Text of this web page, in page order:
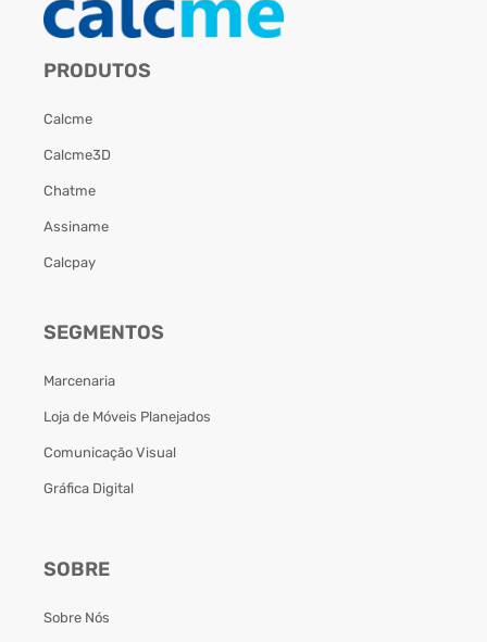
PRODUTOS
Calcme
Calcme3D
Chatme
Assiname
Calcpay
SEGMENTOS
Marcenaria
Loja de Móveis Planejados
Comunicação Visual
Gráfica Digital
SOBRE
Sobre Nós